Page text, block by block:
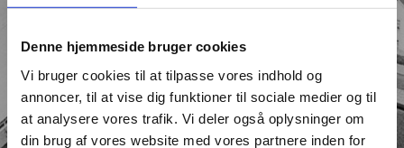
Denne hjemmeside bruger cookies
Vi bruger cookies til at tilpasse vores indhold og
annoncer, til at vise dig funktioner til sociale medier og til
at analysere vores trafik. Vi deler også oplysninger om
din brug af vores website med vores partnere inden for